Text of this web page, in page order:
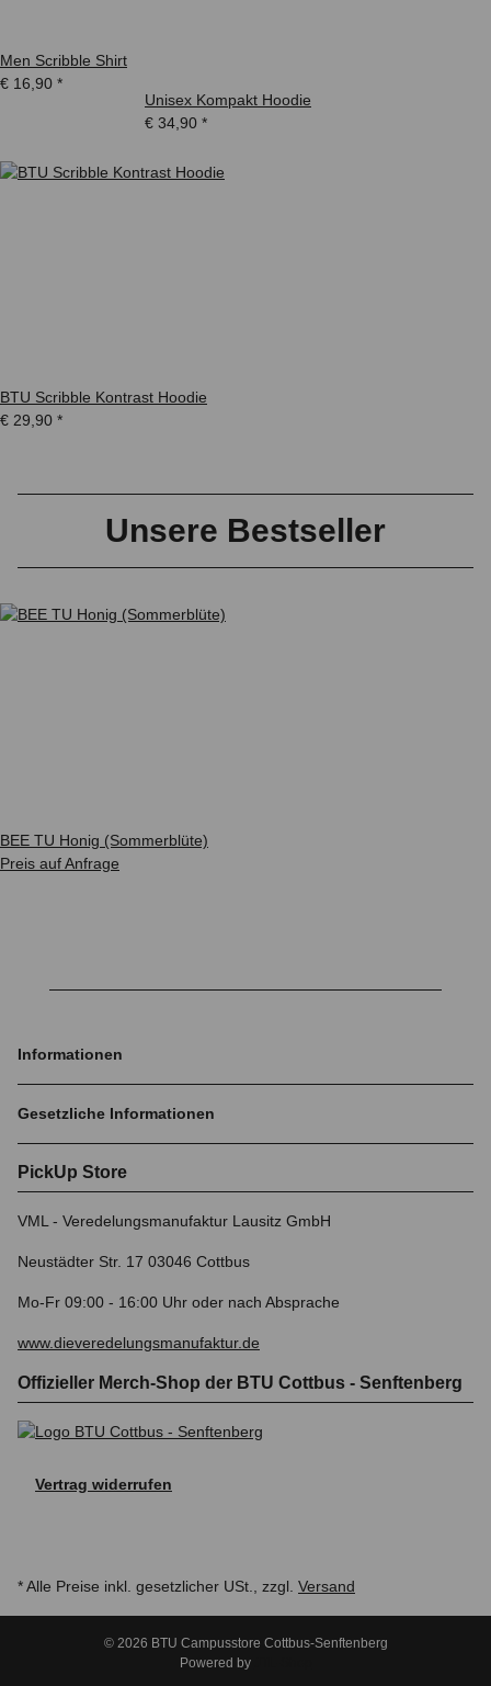
Men Scribble Shirt
€ 16,90 *
Unisex Kompakt Hoodie
€ 34,90 *
BTU Scribble Kontrast Hoodie
€ 29,90 *
Unsere Bestseller
BEE TU Honig (Sommerblüte)
Preis auf Anfrage
Informationen
Gesetzliche Informationen
PickUp Store
VML - Veredelungsmanufaktur Lausitz GmbH
Neustädter Str. 17 03046 Cottbus
Mo-Fr 09:00 - 16:00 Uhr oder nach Absprache
www.dieveredelungsmanufaktur.de
Offizieller Merch-Shop der BTU Cottbus - Senftenberg
Vertrag widerrufen
* Alle Preise inkl. gesetzlicher USt., zzgl. Versand
© 2026 BTU Campusstore Cottbus-Senftenberg
Powered by